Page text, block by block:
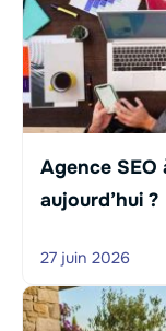
Agence SEO
aujourd’hui ?
27 juin 2026